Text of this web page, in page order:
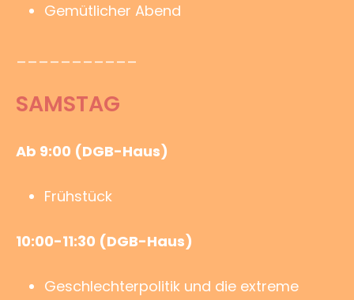
Gemütlicher Abend
SAMSTAG
Ab 9:00 (DGB-Haus)
Frühstück
10:00-11:30 (DGB-Haus)
Geschlechterpolitik und die extreme